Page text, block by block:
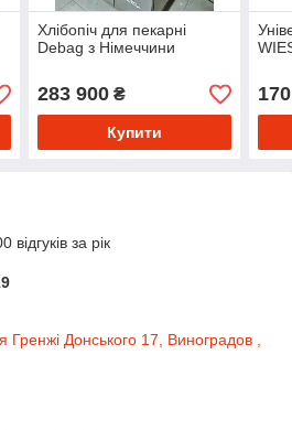
Хлібопіч для пекарні
Debag з Німеччини
283 900₴
Купити
за рік
Гренжі Донського 17, Виноградов ,